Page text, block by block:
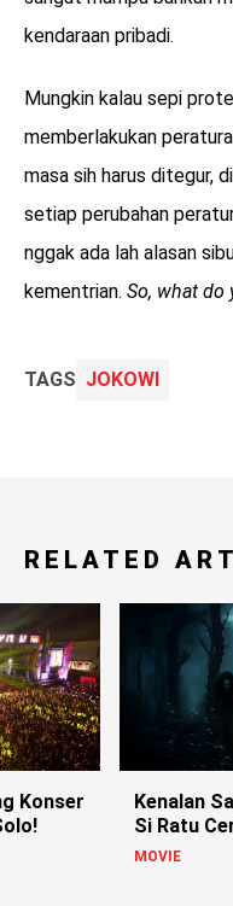
kendaraan pribadi.
Mungkin kalau sepi
memberlakukan
masa sih harus ditegur,
setiap perubahan
nggak ada lah alasan
kementrian. So, what do
TAGS JOKOWI
RELATED
Konser
Kenalan
Si Ratu
Indonesia!
MOVIE